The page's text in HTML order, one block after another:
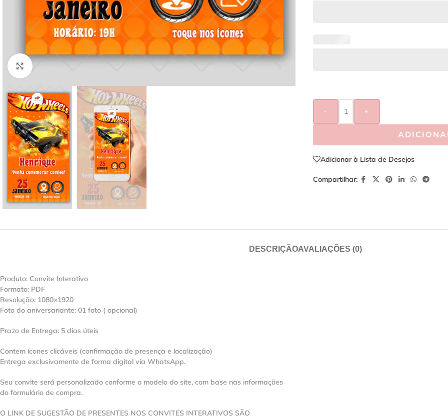
- +
Adicionar à Lista de Desejos
Compartilhar:
DESCRIÇÃOAVALIAÇÕES (0)
Produto: Convite Interativo
Formato: PDF
Resolução: 1080×1920
Foto do aniversariante: 01 foto ( opcional)
Prazo de Entrega: 5 dias úteis
Contem ícones clicáveis (confirmação de presença e localização)
Entrega exclusivamente de forma digital via WhatsApp.
Seu convite será personalizado conforme o modelo do site, com base nas informações
do formulário de compra.
O LINK DE SUGESTÃO DE PRESENTES NOS CONVITES INTERATIVOS SÃO